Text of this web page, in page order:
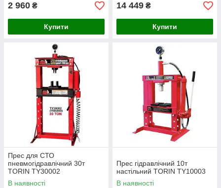
2 960 ₴
Купити
14 449 ₴
Купити
Прес для СТО
пневмогідравлічний 30т
TORIN TY30002
В наявності
Прес гідравлічний 10т
настільний TORIN TY10003
В наявності